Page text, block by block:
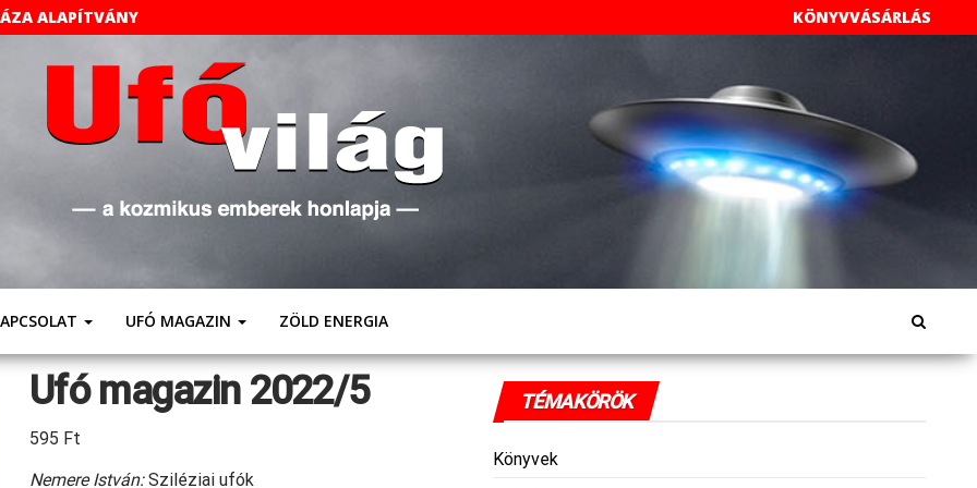
ALAPÍTVÁNY KÖNYVVÁSÁRLÁS
Emberek
Weboldala
UFÓ MAGAZIN ZÖLD ENERGIA
Ufó magazin 2022/5
595 Ft
Nemere István:Sziléziai ufók
TÉMAKÖRÖK
Könyvek